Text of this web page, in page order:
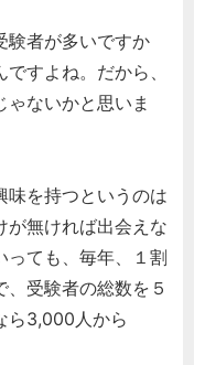
験者が多いですか
すよね。だから、
ないかと思いま
味を持つというのは
が無ければ出会えな
っても、毎年、１割
受験者の総数を５
ら3,000人から